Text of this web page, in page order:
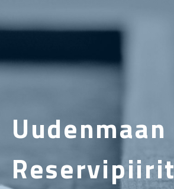
Uudenmaan
Reservipiirit